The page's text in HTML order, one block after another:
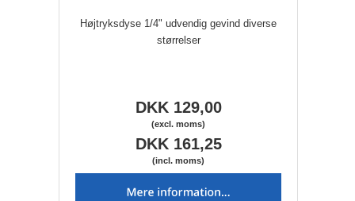
Højtryksdyse 1/4" udvendig gevind diverse
størrelser
DKK 129,00
(excl. moms)
DKK 161,25
(incl. moms)